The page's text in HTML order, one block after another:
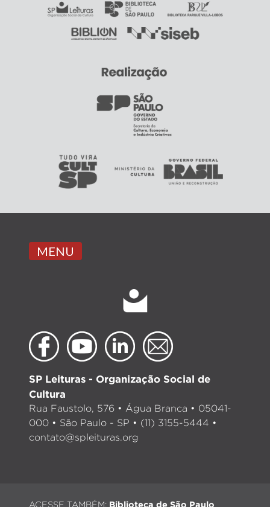
MENU
SP Leituras - Organização Social de
Cultura
Rua Faustolo, 576 • Água Branca • 05041-
000 • São Paulo - SP • (11) 3155-5444 •
contato@spleituras.org
ACESSE TAMBÉM: Biblioteca de São Paulo